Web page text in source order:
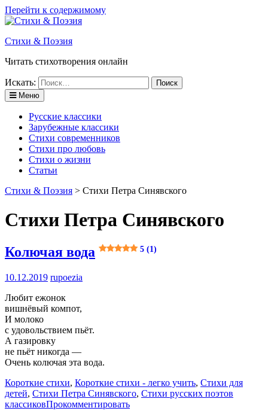
Перейти к содержимому
Стихи & Поэзия
Читать стихотворения онлайн
Искать:
Меню
Русские классики
Зарубежные классики
Стихи современников
Стихи про любовь
Стихи о жизни
Статьи
Стихи & Поэзия > Стихи Петра Синявского
Стихи Петра Синявского
Колючая вода 5 (1)
10.12.2019 rupoezia
Любит ежонок
вишнёвый компот,
И молоко
с удовольствием пьёт.
А газировку
не пьёт никогда —
Очень колючая эта вода.
Короткие стихи, Короткие стихи - легко учить, Стихи для
детей, Стихи Петра Синявского, Стихи русских поэтов
классиковПрокомментировать